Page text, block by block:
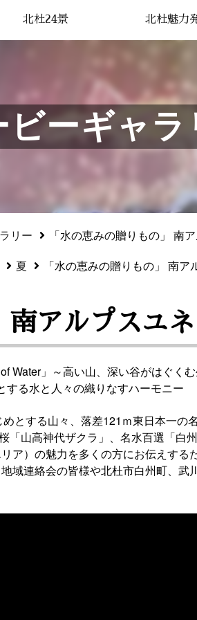
北杜24景 北杜魅力
ーギャラ
リー
「水の恵みの贈りもの」 南
夏 「水の恵みの贈りもの」 南
南アルプスユ
Water」～高い山、深い谷がはぐく
する水と人々の織りなすハーモニー
とする山々、落差121ｍ東日本一の
「山高神代ザクラ」、名水百選「白
）の魅力を多くの方にお伝えする
連絡会の皆様や北杜市白州町、武